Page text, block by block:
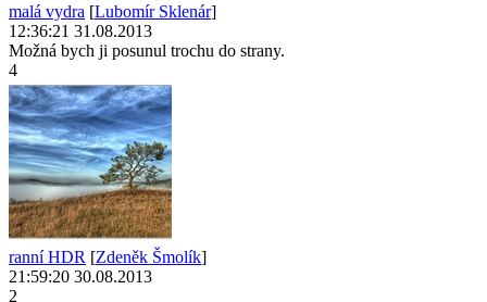
malá vydra [Lubomír Sklenár]
12:36:21 31.08.2013
Možná bych ji posunul trochu do strany.
4
ranní HDR [Zdeněk Šmolík]
21:59:20 30.08.2013
2